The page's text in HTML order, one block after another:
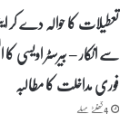
تعطیلات کا حوالہ دے کر
سے انکار – بیرسٹر اویسی
فوری مداخلت کا مطالبہ
4 گھنٹے پہلے